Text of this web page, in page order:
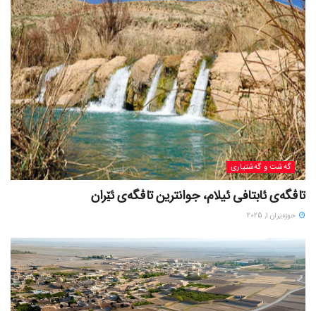
گه‌شت و گه‌شتیاری
تاڤگەی ئابتافی ئیلام، جوانترین تاڤگەی ئێران
حوزه‌یران 1, 2025